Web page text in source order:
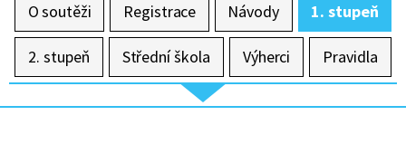
O soutěži Registrace Návody 1. stupeň
2. stupeň Střední škola Výherci Pravidla